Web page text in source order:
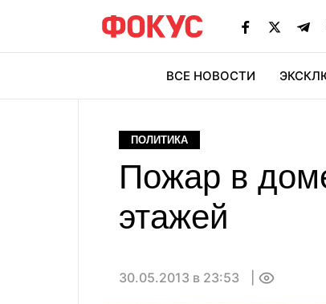
ВСЕ НОВОСТИ
ПОЛИТИКА
Пожар в
этажей
30.05.2013 в 23:53